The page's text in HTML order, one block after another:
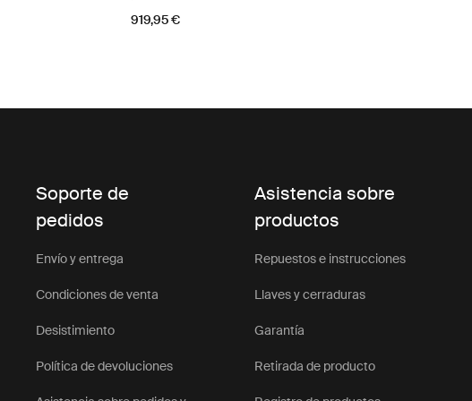
919,95 €
Soporte de
pedidos
Envío y entrega
Condiciones de venta
Desistimiento
Política de devoluciones
Asistencia sobre
productos
Repuestos e instrucciones
Llaves y cerraduras
Garantía
Retirada de producto